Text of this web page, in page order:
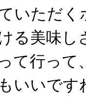
いただ
る美味し
て行って
いいです